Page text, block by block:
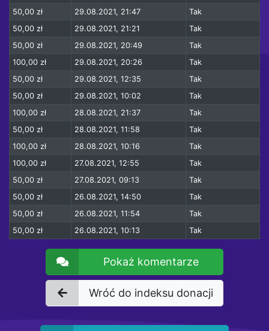
50,00 zł
29.08.2021, 21:47
Tak
50,00 zł
29.08.2021, 21:21
Tak
50,00 zł
29.08.2021, 20:49
Tak
100,00 zł
29.08.2021, 20:26
Tak
50,00 zł
29.08.2021, 12:35
Tak
50,00 zł
29.08.2021, 10:02
Tak
100,00 zł
28.08.2021, 21:37
Tak
50,00 zł
28.08.2021, 11:58
Tak
100,00 zł
28.08.2021, 10:16
Tak
100,00 zł
27.08.2021, 12:55
Tak
50,00 zł
27.08.2021, 09:13
Tak
50,00 zł
26.08.2021, 14:50
Tak
50,00 zł
26.08.2021, 11:54
Tak
50,00 zł
26.08.2021, 10:13 Tak
Pokaż komentarze
Wróć do indeksu donacji